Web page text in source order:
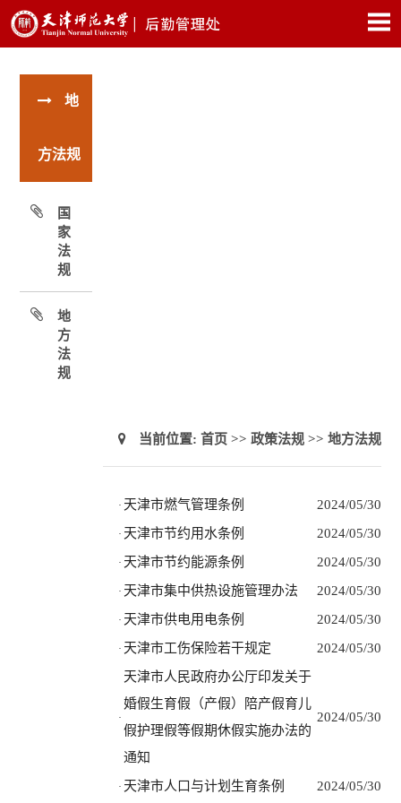
地
方法规
国
家
法
规
地
方
法
规
当前位置: 首页 >> 政策法规>> 地方法规
· 天津市燃气管理条例 2024/05/30
· 天津市节约用水条例 2024/05/30
· 天津市节约能源条例 2024/05/30
· 天津市集中供热设施管理办法 2024/05/30
· 天津市供电用电条例 2024/05/30
· 天津市工伤保险若干规定 2024/05/30
·
天津市人民政府办公厅印发关于
婚假生育假（产假）陪产假育儿
假护理假等假期休假实施办法的
通知
2024/05/30
· 天津市人口与计划生育条例 2024/05/30